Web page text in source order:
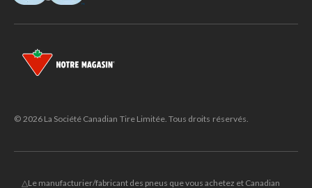
© 2026 La Société Canadian Tire Limitée. Tous droits réservés.
△Le manufacturier/fabricant des pneus que vous achetez et Canadian